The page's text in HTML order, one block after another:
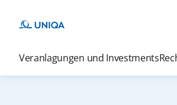
Veranlagungen und Investments